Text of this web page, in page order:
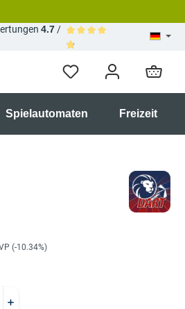
4.7 /
Spielautomaten Freizeit
(-10.34%)